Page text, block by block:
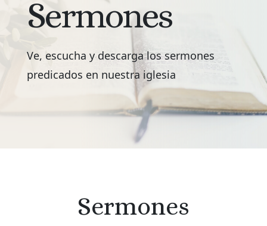
Sermones
Ve, escucha y descarga los sermones
predicados en nuestra iglesia
Sermones